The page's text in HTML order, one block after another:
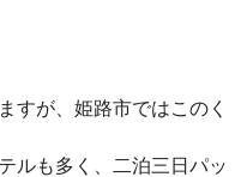
すが、姫路市ではこのく
ルも多く、二泊三日パッ